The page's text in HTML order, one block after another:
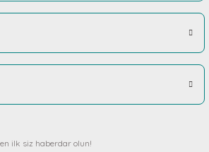
ilk siz haberdar olun!